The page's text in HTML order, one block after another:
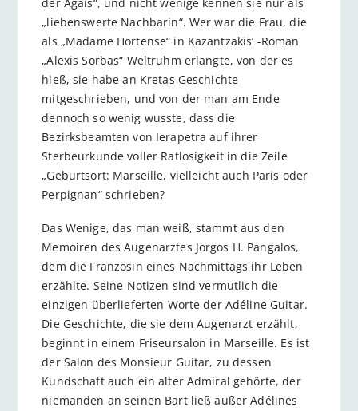
„liebenswerte Nachbarin“. Wer war die Frau, die
als „Madame Hortense“ in Kazantzakis’ -Roman
„Alexis Sorbas“ Weltruhm erlangte, von der es
hieß, sie habe an Kretas Geschichte
mitgeschrieben, und von der man am Ende
dennoch so wenig wusste, dass die
Bezirksbeamten von Ierapetra auf ihrer
Sterbeurkunde voller Ratlosigkeit in die Zeile
„Geburtsort: Marseille, vielleicht auch Paris oder
Perpignan“ schrieben?
Das Wenige, das man weiß, stammt aus den
Memoiren des Augenarztes Jorgos H. Pangalos,
dem die Französin eines Nachmittags ihr Leben
erzählte. Seine Notizen sind vermutlich die
einzigen überlieferten Worte der Adéline Guitar.
Die Geschichte, die sie dem Augenarzt erzählt,
beginnt in einem Friseursalon in Marseille. Es ist
der Salon des Monsieur Guitar, zu dessen
Kundschaft auch ein alter Admiral gehörte, der
niemanden an seinen Bart ließ außer Adélines